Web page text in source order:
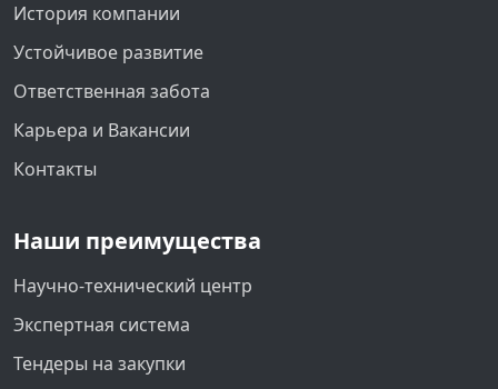
История компании
Устойчивое развитие
Ответственная забота
Карьера и Вакансии
Контакты
Наши преимущества
Научно-технический центр
Экспертная система
Тендеры на закупки